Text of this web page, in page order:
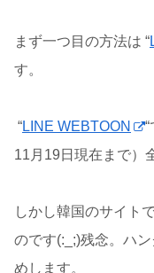
まず一つ目の方法は “
す。
“LINE WEBTOON
11月19日現在まで）
しかし韓国のサイト
のです(:_;)残念。ハ
めします。